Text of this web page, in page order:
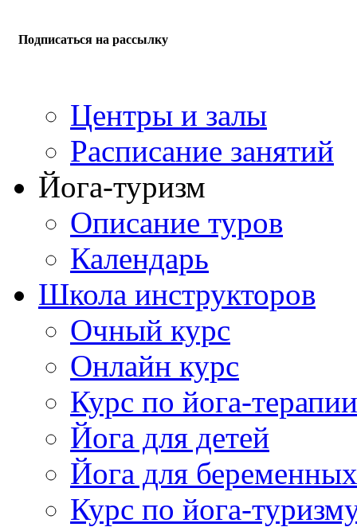
Подписаться на рассылку
Центры и залы
Расписание занятий
Йога-туризм
Описание туров
Календарь
Школа инструкторов
Очный курс
Онлайн курс
Курс по йога-терапии
Йога для детей
Йога для беременных
Курс по йога-